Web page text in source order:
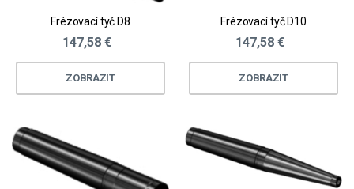
Frézovací tyč D8
147,58 €
ZOBRAZIT
Frézovací tyč D10
147,58 €
ZOBRAZIT